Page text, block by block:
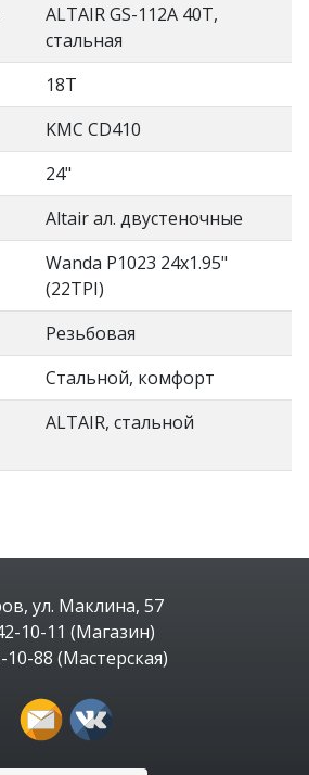
ALTAIR GS-112A 40T,
стальная
18T
KMC CD410
24"
Altair ал. двустеночные
Wanda P1023 24x1.95"
(22TPI)
Резьбовая
Стальной, комфорт
ALTAIR, стальной
ул. Маклина, 57
10-11 (Магазин)
10-88 (Мастерская)